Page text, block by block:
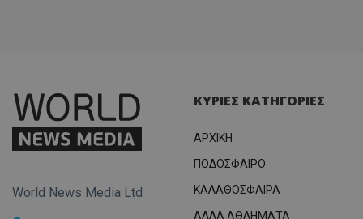
World News Media Ltd
ΚΥΡΙΕΣ ΚΑΤΗΓΟΡΙΕΣ
ΑΡΧΙΚΗ
ΠΟΔΟΣΦΑΙΡΟ
ΚΑΛΑΘΟΣΦΑΙΡΑ
ΑΛΛΑ ΑΘΛΗΜΑΤΑ